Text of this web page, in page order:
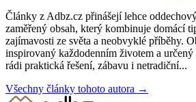
Články z Adbz.cz přinášejí lehce
zaměřený obsah, který kombinuje domácí
zajímavosti ze světa a neobvyklé příběhy.
inspirovaný každodenním životem a
rádi praktická řešení, zábavu i netradiční...
Všechny články tohoto autora →